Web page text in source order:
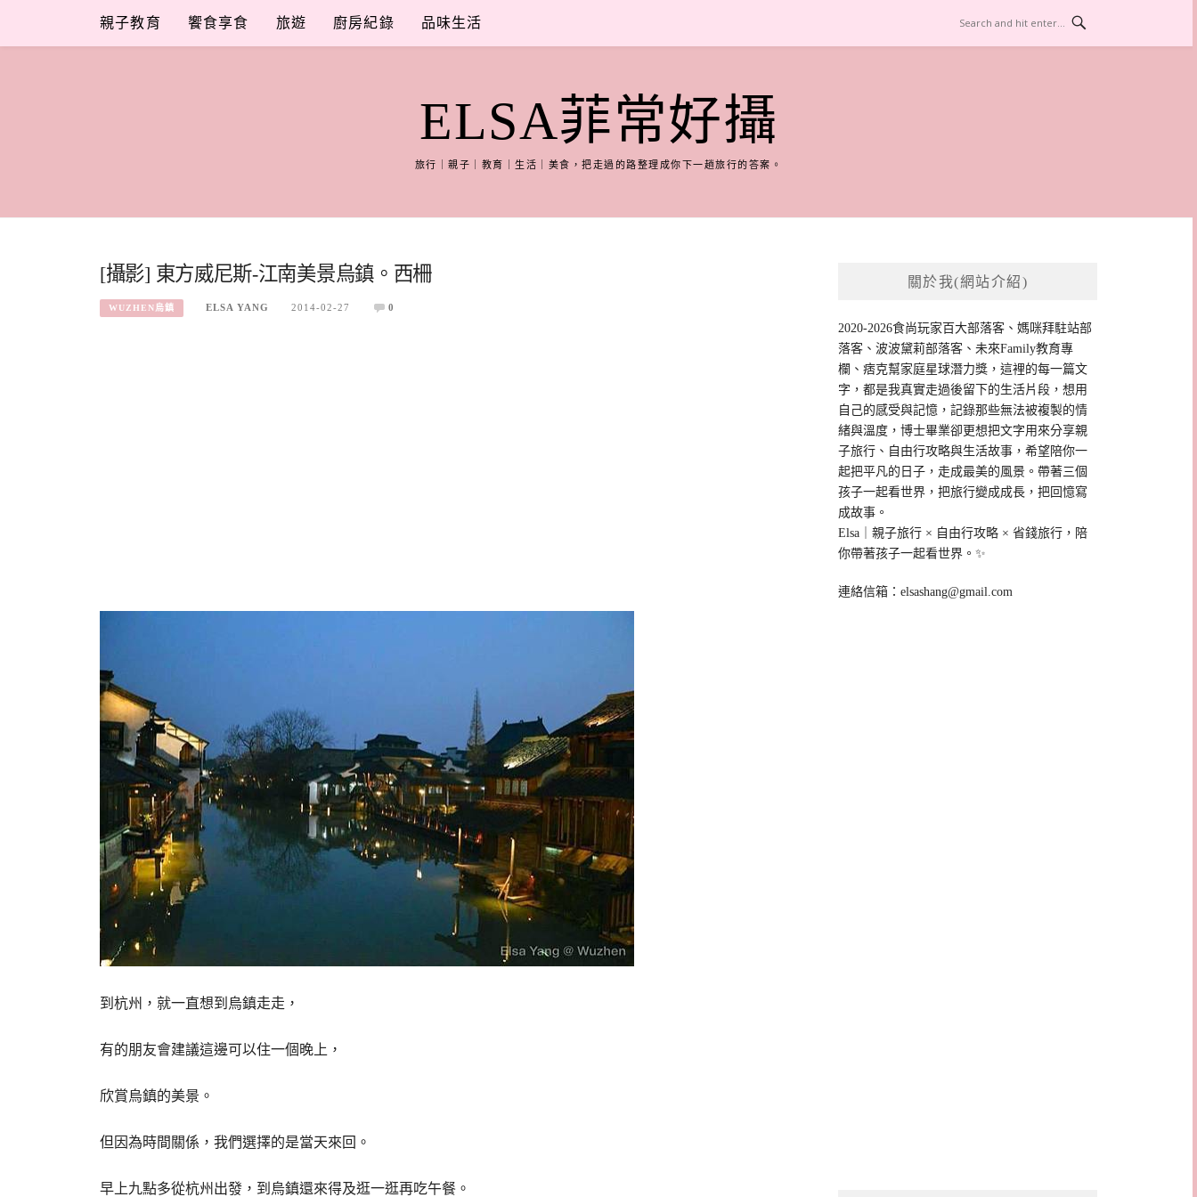
content
親子教育 饗食享食 旅遊 廚房紀錄 品味生活
ELSA菲常好攝
旅行｜親子｜教育｜生活｜美食，把走過的路整理成你下一趟旅行的答案。
[攝影] 東方威尼斯-江南美景烏鎮。西柵
WUZHEN烏鎮 ELSA YANG 2014-02-27 0
到杭州，就一直想到烏鎮走走，
有的朋友會建議這邊可以住一個晚上，
欣賞烏鎮的美景。
但因為時間關係，我們選擇的是當天來回。
早上九點多從杭州出發，到烏鎮還來得及逛一逛再吃午餐。
關於我(網站介紹)
2020-2026食尚玩家百大部落客、媽咪拜駐站部
落客、波波黛莉部落客、未來Family教育專
欄、痞克幫家庭星球潛力獎，這裡的每一篇文
字，都是我真實走過後留下的生活片段，想用
自己的感受與記憶，記錄那些無法被複製的情
緒與溫度，博士畢業卻更想把文字用來分享親
子旅行、自由行攻略與生活故事，希望陪你一
起把平凡的日子，走成最美的風景。帶著三個
孩子一起看世界，把旅行變成成長，把回憶寫
成故事。
Elsa｜親子旅行 × 自由行攻略 × 省錢旅行，陪
你帶著孩子一起看世界。✨
連絡信箱：elsashang@gmail.com